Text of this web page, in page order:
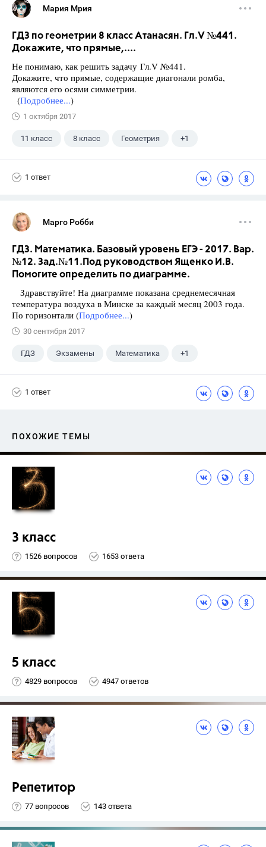
Мария Мрия
ГДЗ по геометрии 8 класс Атанасян. Гл.V №441.
Докажите, что прямые,....
Не понимаю, как решить задачу Гл.V №441.
Докажите, что прямые, содержащие диагонали ромба,
являются его осями симметрии.
(Подробнее...)
1 октября 2017
11 класс 8 класс Геометрия +1
1 ответ
Марго Робби
ГДЗ. Математика. Базовый уровень ЕГЭ - 2017. Вар.
№12. Зад.№11.Под руководством Ященко И.В.
Помогите определить по диаграмме.
Здравствуйте! На диаграмме показана среднемесячная
температура воздуха в Минске за каждый месяц 2003 года.
По горизонтали (Подробнее...)
30 сентября 2017
ГДЗ Экзамены Математика +1
1 ответ
ПОХОЖИЕ ТЕМЫ
3 класс
1526 вопросов 1653 ответа
5 класс
4829 вопросов 4947 ответов
Репетитор
77 вопросов 143 ответа